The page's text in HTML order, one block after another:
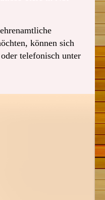
können sich
telefonisch unter